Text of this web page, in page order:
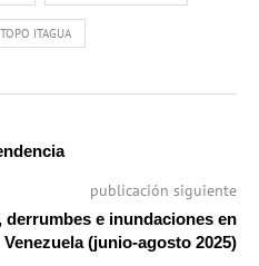
TOPO ITAGUA
publicación siguiente
derrumbes e inundaciones en
Venezuela (junio-agosto 2025)